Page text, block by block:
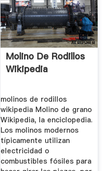
Molino De Rodillos
Wikipedia
molinos de rodillos
wikipedia Molino de grano
Wikipedia, la enciclopedia.
Los molinos modernos
típicamente utilizan
electricidad o
combustibles fósiles para